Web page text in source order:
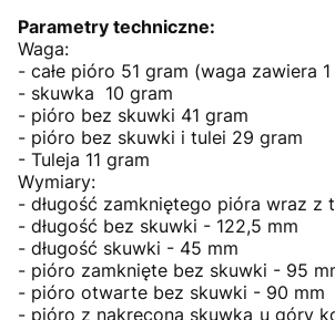
Parametry techniczne:
Waga:
- całe pióro 51 gram (waga zawiera
- skuwka 10 gram
- pióro bez skuwki 41 gram
- pióro bez skuwki i tulei 29 gram
- Tuleja 11 gram
Wymiary:
- długość zamkniętego pióra wraz z
- długość bez skuwki - 122,5 mm
- długość skuwki - 45 mm
- pióro zamknięte bez skuwki - 95
- pióro otwarte bez skuwki - 90 mm
- pióro z nakręconą skuwką u góry